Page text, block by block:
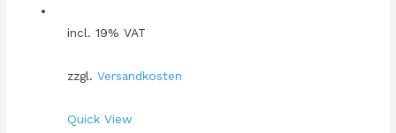
incl. 19% VAT
zzgl. Versandkosten
Quick View